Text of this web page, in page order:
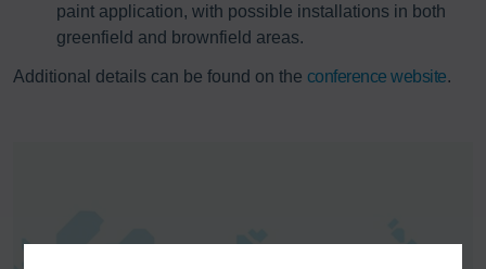
paint application, with possible installations in both
greenfield and brownfield areas.
Additional details can be found on the conference website.